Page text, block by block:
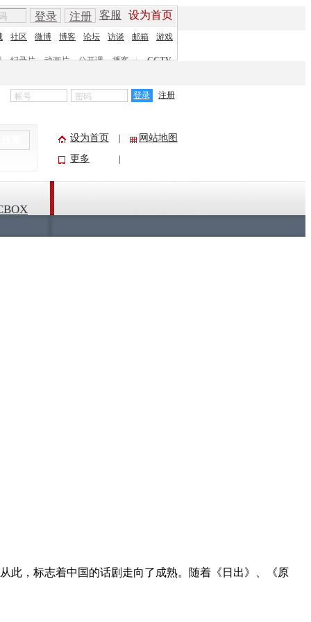
客服 设为首页
登录 注册
社区 微博 博客 论坛 访谈 邮箱 游戏
纪录片 动画片 公开课 播客 | CCTV
登录 注册
设为首页
网站地图
更多
此，标志着中国的话剧走向了成熟。随着《日出》、《原